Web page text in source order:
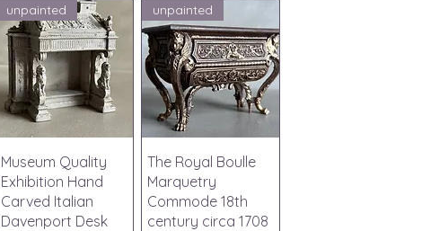
クイックビュー
unpainted
Museum Quality
Exhibition Hand
Carved Italian
Davenport Desk
クイックビュー
unpainted
The Royal Boulle
Marquetry
Commode 18th
century circa 1708